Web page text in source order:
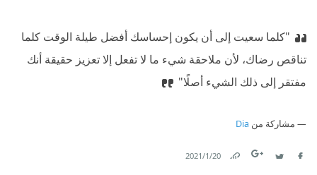
"كلما سعيت إلى أن يكون إحساسك أفضل طيلة الوقت كلما
تناقص رضاك، لأن ملاحقة شيء ما لا تفعل إلا تعزيز حقيقة أنك
مفتقر إلى ذلك الشيء أصلًا"
مشاركة من Dia
20‏/1‏/2021